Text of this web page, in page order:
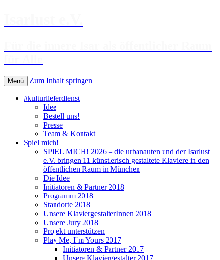
Menü Zum Inhalt springen
#kulturlieferdienst
Idee
Bestell uns!
Presse
Team & Kontakt
Spiel mich!
SPIEL MICH! 2026 – die urbanauten und der Isarlust
e.V. bringen 11 künstlerisch gestaltete Klaviere in den
öffentlichen Raum in München
Die Idee
Initiatoren & Partner 2018
Programm 2018
Standorte 2018
Unsere KlaviergestalterInnen 2018
Unsere Jury 2018
Projekt unterstützen
Play Me, I´m Yours 2017
Initiatoren & Partner 2017
Unsere Klaviergestalter 2017